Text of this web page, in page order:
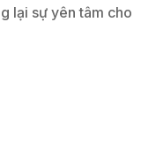
lại sự yên tâm cho